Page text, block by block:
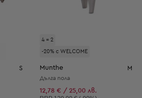
S
4 = 2
-20% с WELCOME
Munthe M
Дълга пола
12,78 € / 25,00 лв.